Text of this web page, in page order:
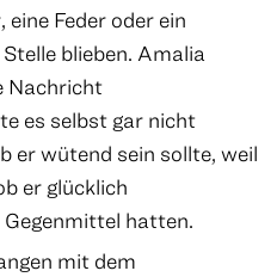
Feder oder ein
blieben. Amalia
Nachricht
es selbst gar nicht
er wütend sein sollte, weil
er glücklich
hatten.
mit dem